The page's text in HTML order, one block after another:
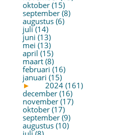
oktober (15)
september (8)
augustus (6)
juli (14)
juni (13)
mei (13)
april (15)
maart (8)
februari (16)
januari (15)
►
2024 (161)
december (16)
november (17)
oktober (17)
september (9)
augustus (10)